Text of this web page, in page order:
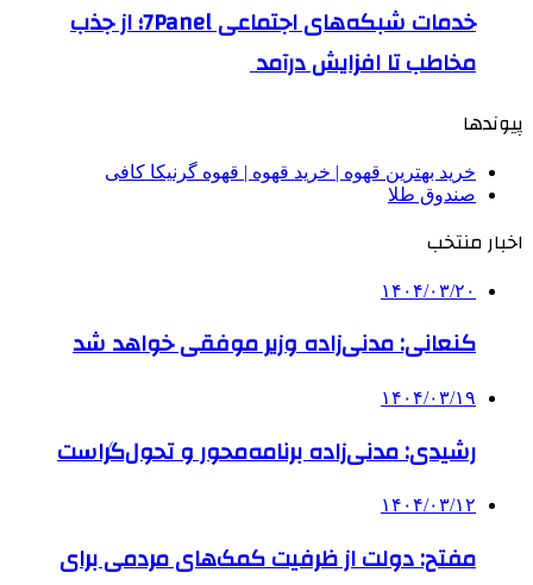
خدمات شبکه‌های اجتماعی 7Panel؛ از جذب
مخاطب تا افزایش درآمد
پیوندها
خرید بهترین قهوه | خرید قهوه | قهوه گرنیکا کافی
صندوق طلا
اخبار منتخب
۱۴۰۴/۰۳/۲۰
کنعانی: مدنی‌زاده وزیر موفقی خواهد شد
۱۴۰۴/۰۳/۱۹
رشیدی: مدنی‌زاده برنامه‌محور و تحول‌گراست
۱۴۰۴/۰۳/۱۲
مفتح: دولت از ظرفیت کمک‌های مردمی برای